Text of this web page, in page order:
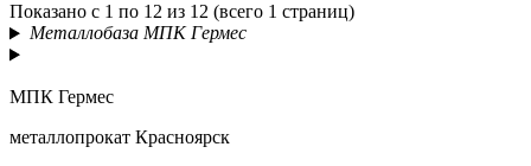
Показано с 1 по 12 из 12 (всего 1 страниц)
Металлобаза МПК Гермес
МПК Гермес
металлопрокат Красноярск